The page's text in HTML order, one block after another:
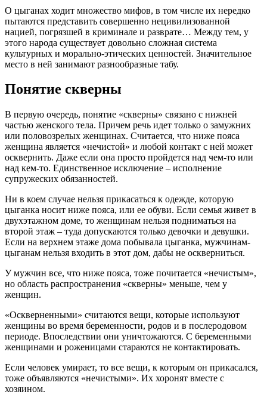
О цыганах ходит множество мифов, в том числе их нередко
пытаются представить совершенно нецивилизованной
нацией, погрязшей в криминале и разврате… Между тем, у
этого народа существует довольно сложная система
культурных и морально-этических ценностей. Значительное
место в ней занимают разнообразные табу.
Понятие скверны
В первую очередь, понятие «скверны» связано с нижней
частью женского тела. Причем речь идет только о замужних
или половозрелых женщинах. Считается, что ниже пояса
женщина является «нечистой» и любой контакт с ней может
осквернить. Даже если она просто пройдется над чем-то или
над кем-то. Единственное исключение – исполнение
супружеских обязанностей.
Ни в коем случае нельзя прикасаться к одежде, которую
цыганка носит ниже пояса, или ее обуви. Если семья живет в
двухэтажном доме, то женщинам нельзя подниматься на
второй этаж – туда допускаются только девочки и девушки.
Если на верхнем этаже дома побывала цыганка, мужчинам-
цыганам нельзя входить в этот дом, дабы не оскверниться.
У мужчин все, что ниже пояса, тоже почитается «нечистым»,
но область распространения «скверны» меньше, чем у
женщин.
«Оскверненными» считаются вещи, которые используют
женщины во время беременности, родов и в послеродовом
периоде. Впоследствии они уничтожаются. С беременными
женщинами и роженицами стараются не контактировать.
Если человек умирает, то все вещи, к которым он прикасался,
тоже объявляются «нечистыми». Их хоронят вместе с
хозяином.